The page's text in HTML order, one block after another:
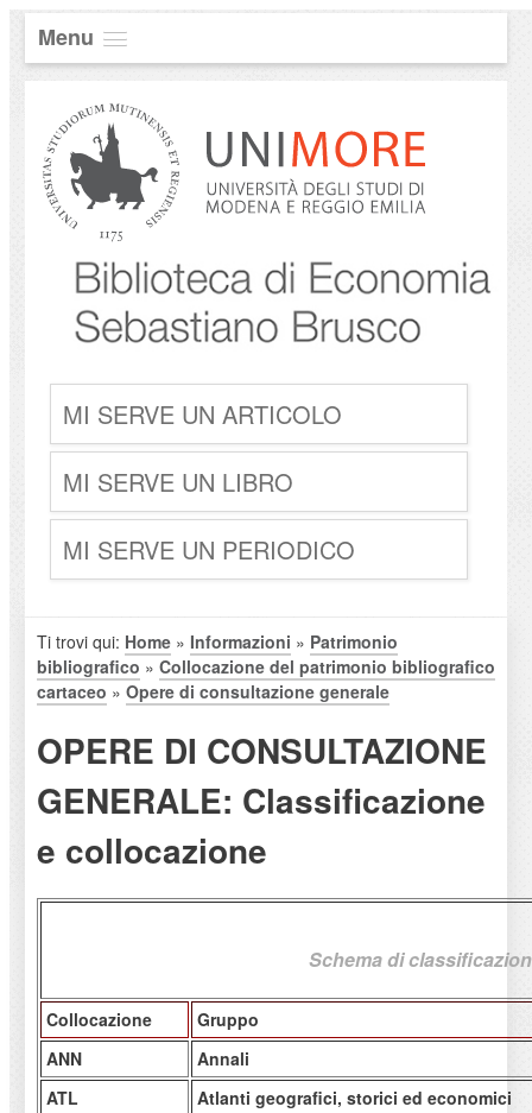
Menu
MI SERVE UN ARTICOLO
MI SERVE UN LIBRO
MI SERVE UN PERIODICO
Ti trovi qui: Home» Informazioni » Patrimonio
bibliografico » Collocazione del patrimonio bibliografico
cartaceo » Opere di consultazione generale
OPERE DI CONSULTAZIONE
GENERALE: Classificazione
e collocazione
Schema di
Collocazione
Gruppo
ANN
Annali
ATL
Atlanti geografici, storici ed economici